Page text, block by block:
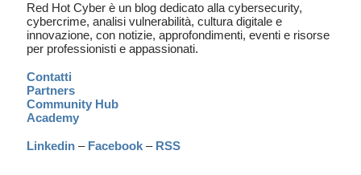
Red Hot Cyber è un blog dedicato alla cybersecurity,
cybercrime, analisi vulnerabilità, cultura digitale e
innovazione, con notizie, approfondimenti, eventi e risorse
per professionisti e appassionati.
Contatti
Partners
Community Hub
Academy
Linkedin – Facebook – RSS